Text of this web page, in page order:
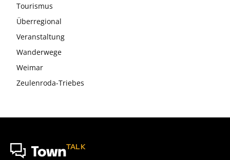
Tourismus
Überregional
Veranstaltung
Wanderwege
Weimar
Zeulenroda-Triebes
TownTALK